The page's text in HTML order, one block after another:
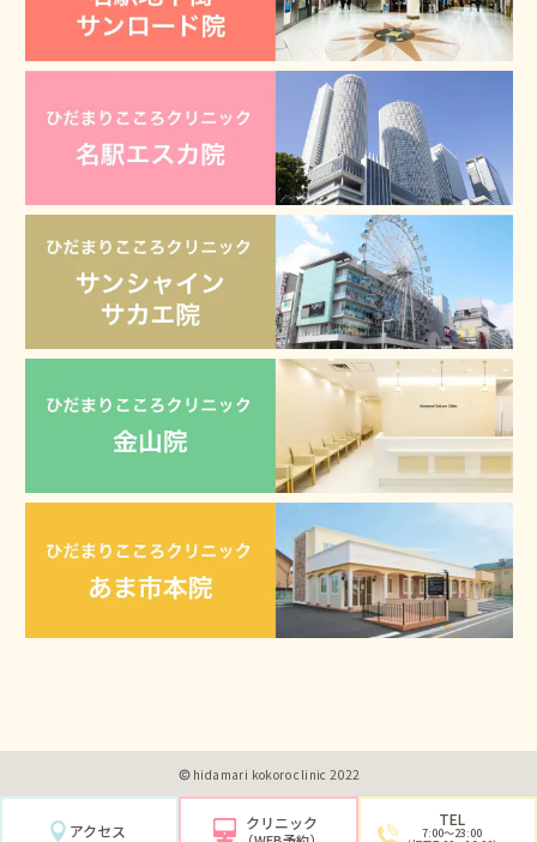
hidamari kokoro clinic 2022
アクセス クリニック TEL
7:00〜23:00